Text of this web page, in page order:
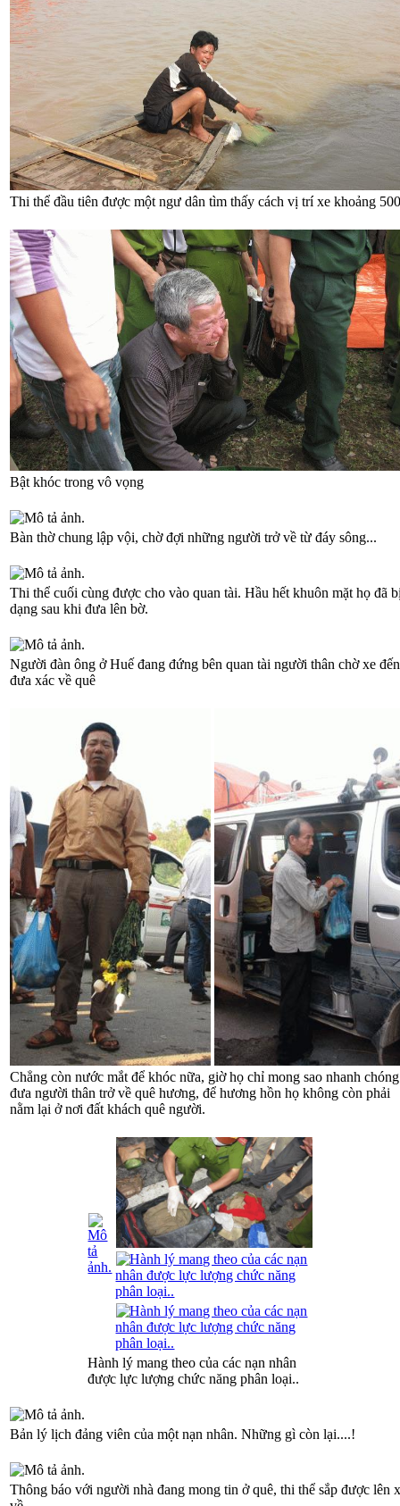
Thi thể đầu tiên được một ngư dân tìm thấy cách vị trí xe khoảng
Bật khóc trong vô vọng
Bàn thờ chung lập vội, chờ đợi những người trở về từ đáy sông...
Thi thể cuối cùng được cho vào quan tài. Hầu hết khuôn mặt họ đã
dạng sau khi đưa lên bờ.
Người đàn ông ở Huế đang đứng bên quan tài người thân chờ xe
đưa xác về quê
Chẳng còn nước mắt để khóc nữa, giờ họ chỉ mong sao nhanh chóng
đưa người thân trở về quê hương, để hương hồn họ không còn phải
nằm lại ở nơi đất khách quê người.
Hành lý mang theo của các nạn nhân
được lực lượng chức năng phân loại..
Bản lý lịch đảng viên của một nạn nhân. Những gì còn lại....!
Thông báo với người nhà đang mong tin ở quê, thi thể sắp được lên